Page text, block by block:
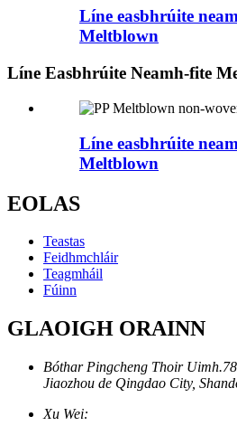
Líne easbhrúite
Meltblown
Líne Easbhrúite Neamh-fite
Líne easbhrúite
Meltblown
EOLAS
Teastas
Feidhmchláir
Teagmháil
Fúinn
GLAOIGH ORAINN
Bóthar Pingcheng Thoir
Jiaozhou de Qingdao City,
Xu Wei: